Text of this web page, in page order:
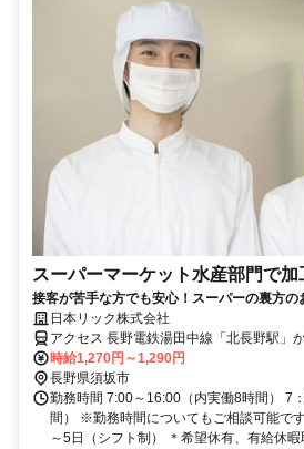
スーパーマーケット水産部門で加
接客が苦手な方でも安心！スーパーの裏方の
日本リック株式会社
アクセス 長野電鉄湯田中線「北長野駅」
料駐車場完備)
時給1,270円～1,290円
長野県須坂市
勤務時間 7:00～16:00（内実働8時間） 7
間） ※勤務時間についてもご相談可能で
～5日（シフト制） ＊希望休有、有給休